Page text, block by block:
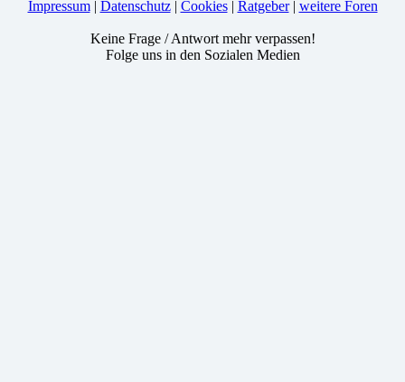
Impressum| Datenschutz| Cookies| Ratgeber| weitere Foren
Keine Frage / Antwort mehr verpassen!
Folge uns in den Sozialen Medien